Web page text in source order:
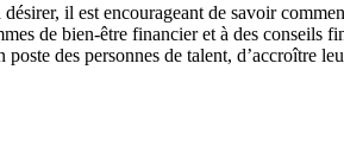
il est encourageant de savoir
de bien-être financier et à des conseils
des personnes de talent, d’accroître